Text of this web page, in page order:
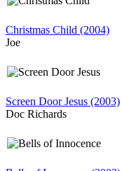
Christmas Child (2004)
Joe
Screen Door Jesus (2003)
Doc Richards